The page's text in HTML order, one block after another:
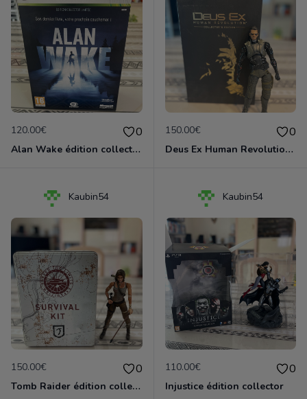
120.00€ 0
Alan Wake édition collector limitée
150.00€ 0
Deus Ex Human Revolution édition collector PS3
Kaubin54
150.00€ 0
Tomb Raider édition collector PS3
Kaubin54
110.00€ 0
Injustice édition collector